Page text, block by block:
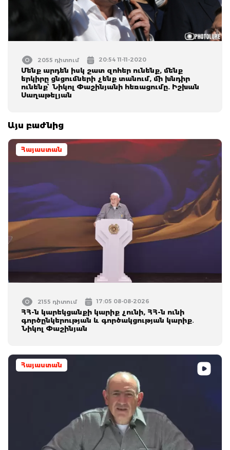
2055 դիտում 20:54 11-11-2020
Մենք արդեն իսկ շատ զոհեր ունենք, մենք
երկիրը ցնցումների չենք տանում, մի խնդիր
ունենք՝ Նիկոլ Փաշինյանի հեռացումը. Իշխան
Սաղաթելյան
Այս բաժնից
Հայաստան
2155 դիտում 17:05 08-08-2026
ՀՀ-ն կարեկցանքի կարիք չունի, ՀՀ-ն ունի
գործընկերության և գործակցության կարիք․
Նիկոլ Փաշինյան
Հայաստան